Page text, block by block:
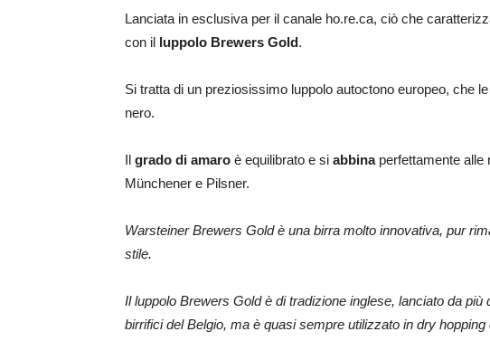
Lanciata in esclusiva per il canale ho.re.ca, ciò che
con il luppolo Brewers Gold.
Si tratta di un preziosissimo luppolo autoctono europeo, che
nero.
Il grado di amaro è equilibrato e si abbinaperfettamente alle
Münchener e Pilsner.
Warsteiner Brewers Gold è una birra molto innovativa, pur
stile.
Il luppolo Brewers Gold è di tradizione inglese, lanciato da
birrifici del Belgio, ma è quasi sempre utilizzato in dry hopping